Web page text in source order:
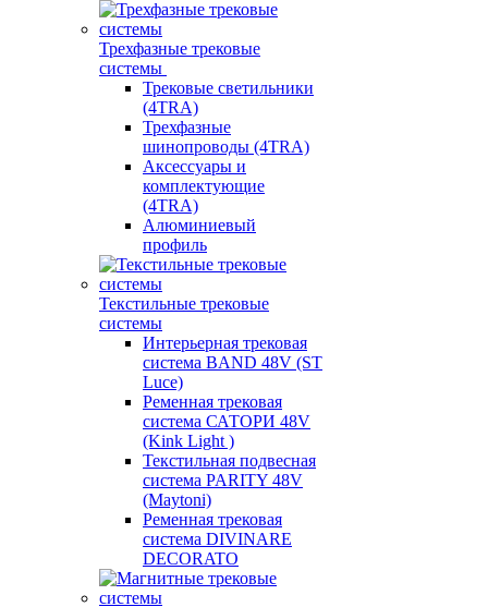
Трехфазные трековые
системы
Трековые светильники
(4TRA)
Трехфазные
шинопроводы (4TRA)
Аксессуары и
комплектующие
(4TRA)
Алюминиевый
профиль
Текстильные трековые
системы
Интерьерная трековая
система BAND 48V (ST
Luce)
Ременная трековая
система САТОРИ 48V
(Kink Light )
Текстильная подвесная
система PARITY 48V
(Maytoni)
Ременная трековая
система DIVINARE
DECORATO